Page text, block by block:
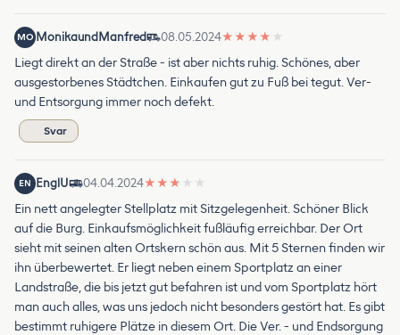
MO MonikaundManfred 08.05.2024★ ★ ★ ★ ★
Liegt direkt an der Straße - ist aber nichts ruhig. Schönes, aber
ausgestorbenes Städtchen. Einkaufen gut zu Fuß bei tegut. Ver-
und Entsorgung immer noch defekt.
Svar
EN EnglU 04.04.2024★ ★ ★ ★ ★
Ein nett angelegter Stellplatz mit Sitzgelegenheit. Schöner Blick
auf die Burg. Einkaufsmöglichkeit fußläufig erreichbar. Der Ort
sieht mit seinen alten Ortskern schön aus. Mit 5 Sternen finden wir
ihn überbewertet. Er liegt neben einem Sportplatz an einer
Landstraße, die bis jetzt gut befahren ist und vom Sportplatz hört
man auch alles, was uns jedoch nicht besonders gestört hat. Es gibt
bestimmt ruhigere Plätze in diesem Ort. Die Ver. - und Endsorgung